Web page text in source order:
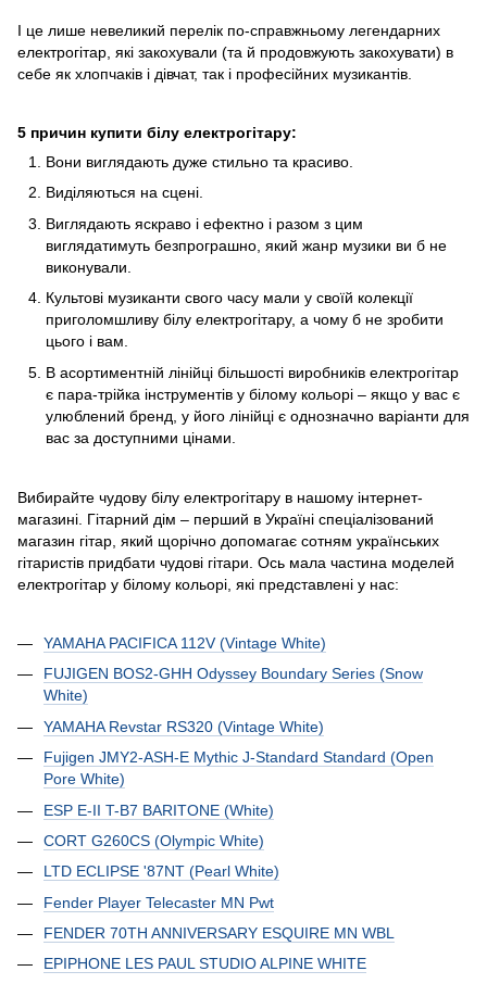
І це лише невеликий перелік по-справжньому легендарних
електрогітар, які закохували (та й продовжують закохувати) в
себе як хлопчаків і дівчат, так і професійних музикантів.
5 причин купити білу електрогітару:
Вони виглядають дуже стильно та красиво.
Виділяються на сцені.
Виглядають яскраво і ефектно і разом з цим
виглядатимуть безпрограшно, який жанр музики ви б не
виконували.
Культові музиканти свого часу мали у своїй колекції
приголомшливу білу електрогітару, а чому б не зробити
цього і вам.
В асортиментній лінійці більшості виробників електрогітар
є пара-трійка інструментів у білому кольорі – якщо у вас є
улюблений бренд, у його лінійці є однозначно варіанти для
вас за доступними цінами.
Вибирайте чудову білу електрогітару в нашому інтернет-
магазині. Гітарний дім – перший в Україні спеціалізований
магазин гітар, який щорічно допомагає сотням українських
гітаристів придбати чудові гітари. Ось мала частина моделей
електрогітар у білому кольорі, які представлені у нас:
YAMAHA PACIFICA 112V (Vintage White)
FUJIGEN BOS2-GHH Odyssey Boundary Series (Snow
White)
YAMAHA Revstar RS320 (Vintage White)
Fujigen JMY2-ASH-E Mythic J-Standard Standard (Open
Pore White)
ESP E-II T-B7 BARITONE (White)
CORT G260CS (Olympic White)
LTD ECLIPSE '87NT (Pearl White)
Fender Player Telecaster MN Pwt
FENDER 70TH ANNIVERSARY ESQUIRE MN WBL
EPIPHONE LES PAUL STUDIO ALPINE WHITE